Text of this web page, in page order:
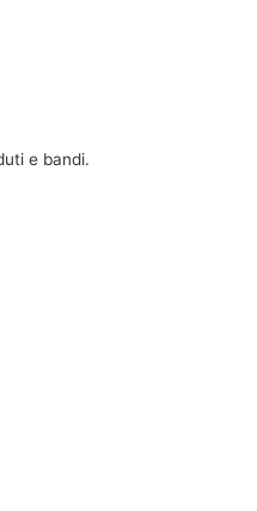
e bandi.